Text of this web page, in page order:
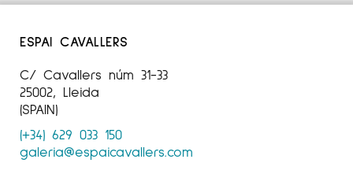
ESPAI CAVALLERS
C/ Cavallers núm 31-33
25002, Lleida
(SPAIN)
(+34) 629 033 150
galeria@espaicavallers.com